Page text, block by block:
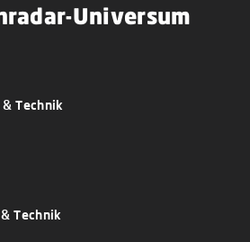
Universum
Technik
Technik